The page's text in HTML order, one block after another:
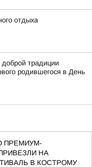
отдыха
традиции
родившегося в День
ПРЕМИУМ-
НА
В КОСТРОМУ